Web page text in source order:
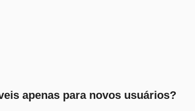
apenas para novos usuários?